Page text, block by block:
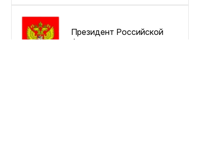
Президент Российской
Федерации